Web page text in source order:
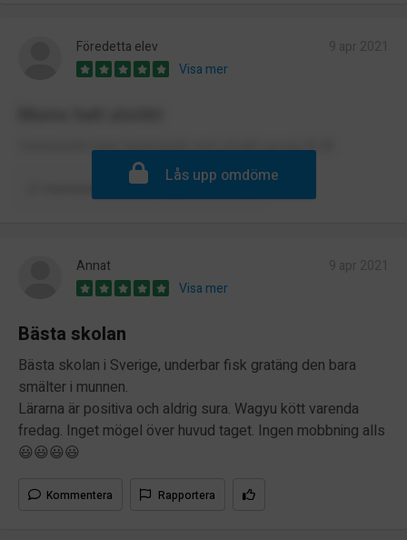
Föredetta elev
Visa mer
Fantastiskt bara fantastiskt rent utsakt gosig BLM
Lås upp omdöme
Annat
Visa mer
Bästa skolan
Bästa skolan i Sverige, underbar fisk gratäng den bara
smälter i munnen.
Lärarna är positiva och aldrig sura. Wagyu kött varenda
fredag. Inget mögel över huvud taget. Ingen mobbning alls
😃😃😃😃
Kommentera Rapportera